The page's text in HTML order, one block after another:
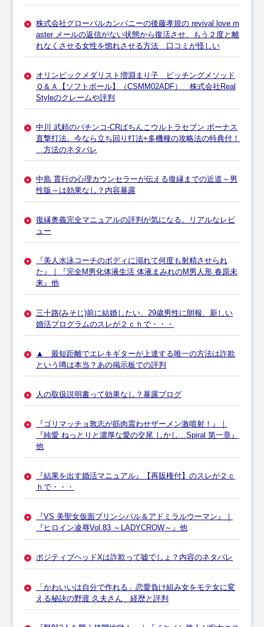
株式会社グローバルカンパニーの後藤孝規の revival love m
aster メールの返信がない状態から復活させ、もう２度と離
れなくさせる女性を惚れさせる方法 口コミが怪しい
オリンピックメダリスト増淵まり子 ピッチングメソッド
Ｑ＆Ａ【ソフトボール】（CSMM02ADF） 株式会社Real
Styleのクレームや評判
中川 武頼のパチンコ-CRぱちんこウルトラセブン ボーナス
直撃打法。今なら立ち回り打法+多機種の攻略法の特典付！
方法のネタバレ
中島 貫行の心理カウンセラーが伝える復縁までの近道～男
性版～は効果なし？内容暴露
復縁奥義完全マニュアルの評判が気になる。リアルなレビ
ュー
『美人水泳コーチのボディに溺れて何度も射精させられ
た』｜『完全M男化体液生活 体液まみれのM男人形 春原未
来』他
三十路(みそじ)前に結婚したい、29歳男性に朗報、新しい
婚活プログラムのスレが２ｃｈで・・・
▲ 最短距離でエレキギターが上達する唯一の方法は詐欺
という噂は本当？あの掲示板での評判
人の取扱説明書って効果なし？暴露ブログ
『ゴリマッチョ敦志が筋肉震わせザーメン激噴射！』｜
『純愛 ねっとりと濃厚な愛の交尾 しかし…Spiral 第一章』
他
『結果を出す婚活マニュアル』【再販権付】のスレが２ｃ
ｈで・・・
『VS 美聖女仮面プリンシパル＆アドミラルウーマン』｜
『ヒロイン凌辱Vol.83 ～LADYCROW～』他
ポジティブヘッドXは詐欺って嘘でしょ？内容のネタバレ
「かわいいは自分で作れる」恋愛負け組み女をモテ女に変
える秘訣の野渡 久夫さん 経歴と評判